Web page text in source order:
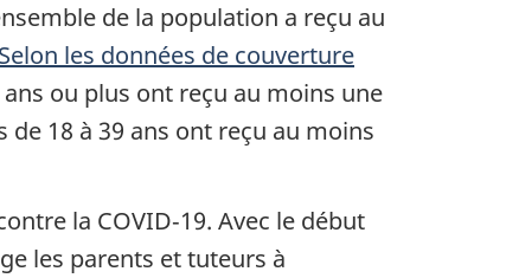
de la population a reçu au
Selon les données de couverture
ou plus ont reçu au moins une
de 18 à 39 ans ont reçu au moins
la COVID‑19. Avec le début
les parents et tuteurs à